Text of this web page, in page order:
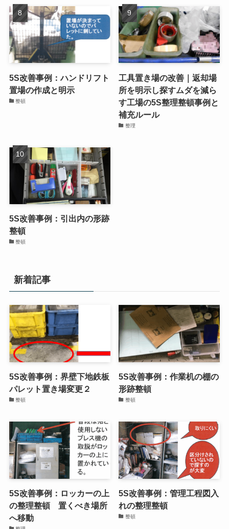
5S改善事例：テープの在庫
状況を見える化
5S改善事例：工具箱内の整
頓
整頓
5S改善事例：ハンドリフト
置場の作成と明示
整頓
5S改善事例：引出内の形跡
整頓
5S改善事例：界壁下地鉄板
パレット置き場変更２
整頓
5S改善事例：作業机の棚の
形跡整頓